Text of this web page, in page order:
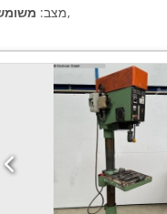
מצב:,